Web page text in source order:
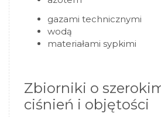
gazami technicznymi
wodą
materiałami sypkimi
Zbiorniki o
ciśnień i objętości